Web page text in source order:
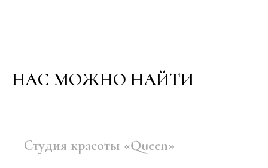
НАС МОЖНО НАЙТИ
Студия красоты «Queen»